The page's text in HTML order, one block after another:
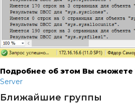
Подробнее об этом Вы сможете
Server
Ближайшие группы